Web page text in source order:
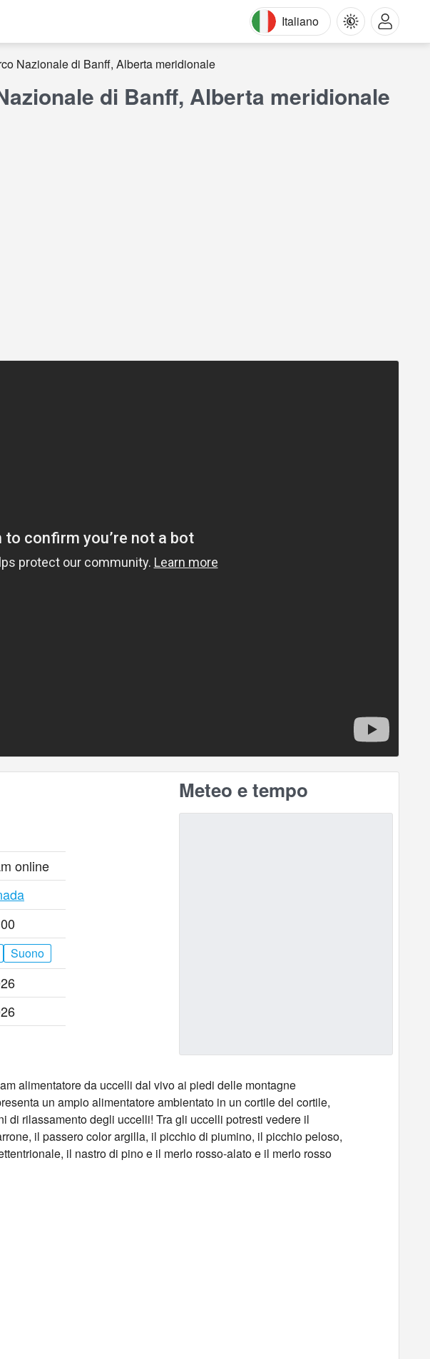
Italiano
Nazionale di Banff, Alberta meridionale
di Banff, Alberta meridionale
online
Suono
Meteo e tempo
alimentatore da uccelli dal vivo ai piedi delle montagne
un ampio alimentatore ambientato in un cortile del cortile,
rilassamento degli uccelli! Tra gli uccelli potresti vedere il
il passero color argilla, il picchio di piumino, il picchio peloso,
il nastro di pino e il merlo rosso-alato e il merlo rosso